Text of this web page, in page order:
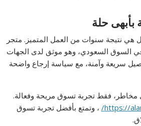
بأبهى حلة
هي نتيجة سنوات من العمل المتميز. متجر
السوق السعودي، وهو موثق لدى الجهات
سريعة وآمنة، مع سياسة إرجاع واضحة
مخاطر، فقط تجربة تسوق مريحة وفعالة.
https:// ، وتمتع بأفضل تجربة تسوق